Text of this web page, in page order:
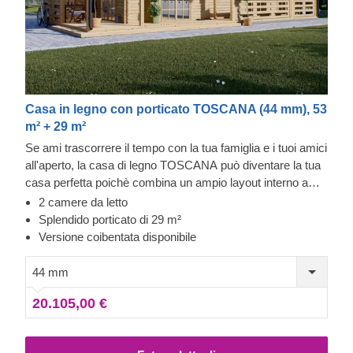
Casa in legno con porticato TOSCANA (44 mm), 53
m² + 29 m²
Se ami trascorrere il tempo con la tua famiglia e i tuoi amici
all'aperto, la casa di legno TOSCANA può diventare la tua
casa perfetta poichè combina un ampio layout interno a
uno splendido porticato che circonda la casa. Questo
modello è molto apprezzato da coloro che amano la
bellezza e il comfort senza tempo del legno: TOSCANA
permette di avere ospiti ogni volta che si vuole. Per
garantirti la maggiore comodità possibile, è disponibile
anche una versione coibentata di questo modello.
2 camere da letto
Splendido porticato di 29 m²
Versione coibentata disponibile
44 mm
20.105,00 €